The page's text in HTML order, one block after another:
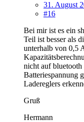
31. August
#16
Bei mir ist es ein
Teil ist besser als
unterhalb von 0,5
nicht auf bluetooth
Batteriespannung
Ladereglers
Gruß
Hermann